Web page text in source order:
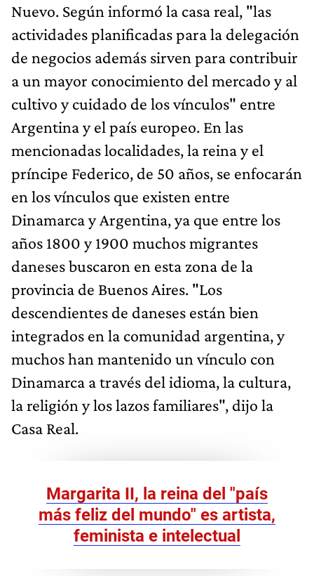
Nuevo. Según informó la casa real, "las
actividades planificadas para la delegación
de negocios además sirven para contribuir
a un mayor conocimiento del mercado y al
cultivo y cuidado de los vínculos" entre
Argentina y el país europeo. En las
mencionadas localidades, la reina y el
príncipe Federico, de 50 años, se enfocarán
en los vínculos que existen entre
Dinamarca y Argentina, ya que entre los
años 1800 y 1900 muchos migrantes
daneses buscaron en esta zona de la
provincia de Buenos Aires. "Los
descendientes de daneses están bien
integrados en la comunidad argentina, y
muchos han mantenido un vínculo con
Dinamarca a través del idioma, la cultura,
la religión y los lazos familiares", dijo la
Casa Real.
Margarita II, la reina del "país
más feliz del mundo" es artista,
feminista e intelectual